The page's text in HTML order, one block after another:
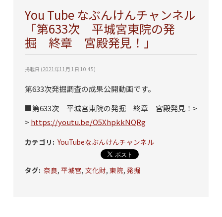
You Tube なぶんけんチャンネル
「第633次 平城宮東院の発
掘 終章 宮殿発見！」
掲載日 (2021年11月 1日 10:45)
第633次発掘調査の成果公開動画です。
■第633次 平城宮東院の発掘 終章 宮殿発見！>
> https://youtu.be/O5XhpkkNQRg
カテゴリ : YouTubeなぶんけんチャンネル
タグ: 奈良, 平城宮, 文化財, 東院, 発掘